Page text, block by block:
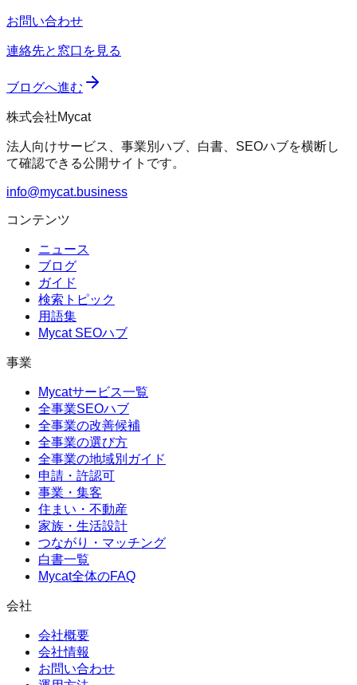
お問い合わせ
連絡先と窓口を見る
ブログへ進む
株式会社Mycat
法人向けサービス、事業別ハブ、白書、SEOハブを横断し
て確認できる公開サイトです。
info@mycat.business
コンテンツ
ニュース
ブログ
ガイド
検索トピック
用語集
Mycat SEOハブ
事業
Mycatサービス一覧
全事業SEOハブ
全事業の改善候補
全事業の選び方
全事業の地域別ガイド
申請・許認可
事業・集客
住まい・不動産
家族・生活設計
つながり・マッチング
白書一覧
Mycat全体のFAQ
会社
会社概要
会社情報
お問い合わせ